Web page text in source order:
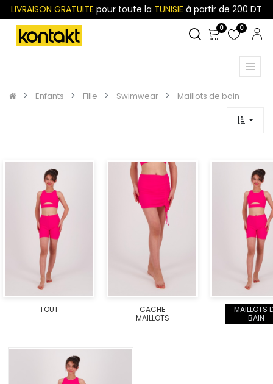
LIVRAISON GRATUITE pour toute la TUNISIE à partir de 200 DT
0 0
Enfants Fille Swimwear Maillots de bain
TOUT
CACHE
MAILLOTS
MAILLOTS
BAIN